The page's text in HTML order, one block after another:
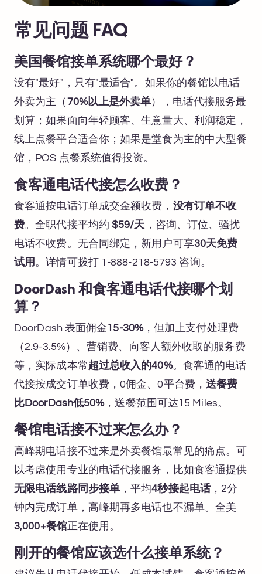
常见问题 FAQ
美国餐馆接单系统哪个最好？
没有"最好"，只有"最适合"。如果你的餐馆以电话
外卖为主（ 70%以上是外卖单），电话代接服务最
划算；如果面向年轻顾客、生意量大、利润稳定，
线上点餐平台适合你；如果是堂食为主的中大型餐
馆，POS 点餐系统值得投资。
食客通电话代接怎么收费？
食客通按电话订单成交金额收费， 没有订单不收
费。全职代接平均约$59/天 ，咨询、订位、骚扰
电话不收费。无合同绑定，新用户可享30天免费
试用 。详情可拨打 1-888-218-5793 咨询。
DoorDash 和食客通电话代接哪个划
算？
DoorDash 表面佣金15-30%，但加上支付处理费
（2.9-3.5%）、营销费、向客人额外收取的服务费
等，实际成本常超过总收入的40%。食客通的电话
代接按成交订单收费，0佣金、0平台费， 送餐费
比DoorDash低50%，送餐范围可达15 Miles。
餐馆电话接不过来怎么办？
高峰期电话接不过来是外卖餐馆最常见的痛点。可
以考虑使用专业的电话代接服务，比如食客通提供
无限电话线路同步接单 ，平均4秒接起电话，2分
钟内完成订单，高峰期再多电话也不漏单。全美
3,000+餐馆正在使用。
刚开的餐馆应该选什么接单系统？